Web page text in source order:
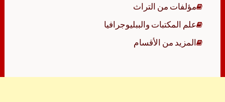
مؤلفات من التراث
علم المكتبات والببليوجرافيا
المزيد من الأقسام